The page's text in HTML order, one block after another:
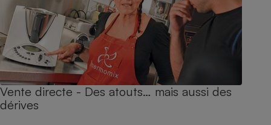
Vente directe - Des atouts… mais aussi des
dérives